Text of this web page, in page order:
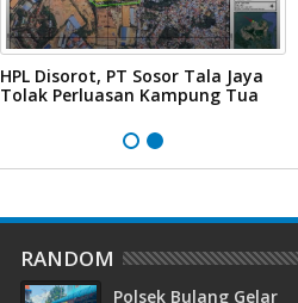
HPL Disorot, PT Sosor Tala Jaya
Tolak Perluasan Kampung Tua
RANDOM
Polsek Bulang Gelar